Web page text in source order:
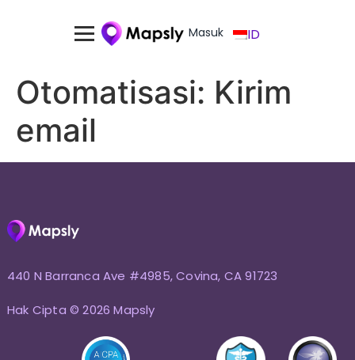
Masuk ID
Otomatisasi: Kirim
email
440 N Barranca Ave #4985, Covina, CA 91723
Hak Cipta © 2026 Mapsly